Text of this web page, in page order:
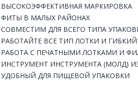
ВЫСОКОЭФФЕКТИВНАЯ МАРКИРОВКА
ФИТЫ В МАЛЫХ РАЙОНАХ
СОВМЕСТИМ ДЛЯ ВСЕГО ТИПА
РАБОТАЙТЕ ВСЕ ТИП ЛОТКИ И
РАБОТА С ПЕЧАТНЫМИ ЛОТКАМИ И
ИНСТРУМЕНТ ИНСТРУМЕНТА (МОЛД)
УДОБНЫЙ ДЛЯ ПИЩЕВОЙ УПАКОВКИ